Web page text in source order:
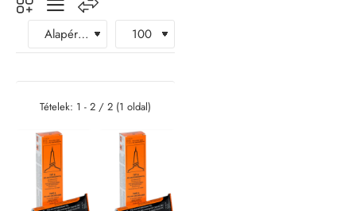
Tételek: 1 - 2 / 2 (1 oldal)